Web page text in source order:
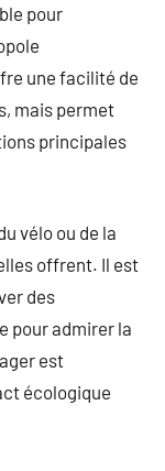
pour
une facilité de
mais permet
principales
vélo ou de la
offrent. Il est
des
pour admirer la
est
écologique